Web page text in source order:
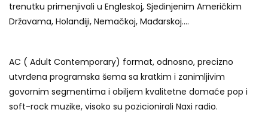
trenutku primenjivali u Engleskoj, Sjedinjenim Američkim
Državama, Holandiji, Nemačkoj, Mađarskoj….
AC ( Adult Contemporary) format, odnosno, precizno
utvrđena programska šema sa kratkim i zanimljivim
govornim segmentima i obiljem kvalitetne domaće pop i
soft-rock muzike, visoko su pozicionirali Naxi radio.